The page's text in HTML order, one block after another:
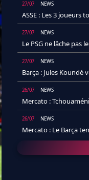
27/07 NEWS
ASSE : Les 3 joueurs
27/07 NEWS
Le PSG ne lâche pas
27/07 NEWS
Barça : Jules
26/07 NEWS
Mercato :
26/07 NEWS
Mercato : Le Barça